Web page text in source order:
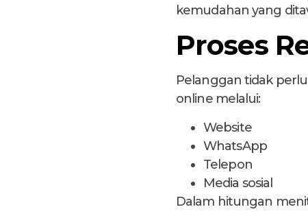
kemudahan yang
Proses
Pelanggan tidak
online melalui:
Website
WhatsApp
Telepon
Media sosial
Dalam hitungan